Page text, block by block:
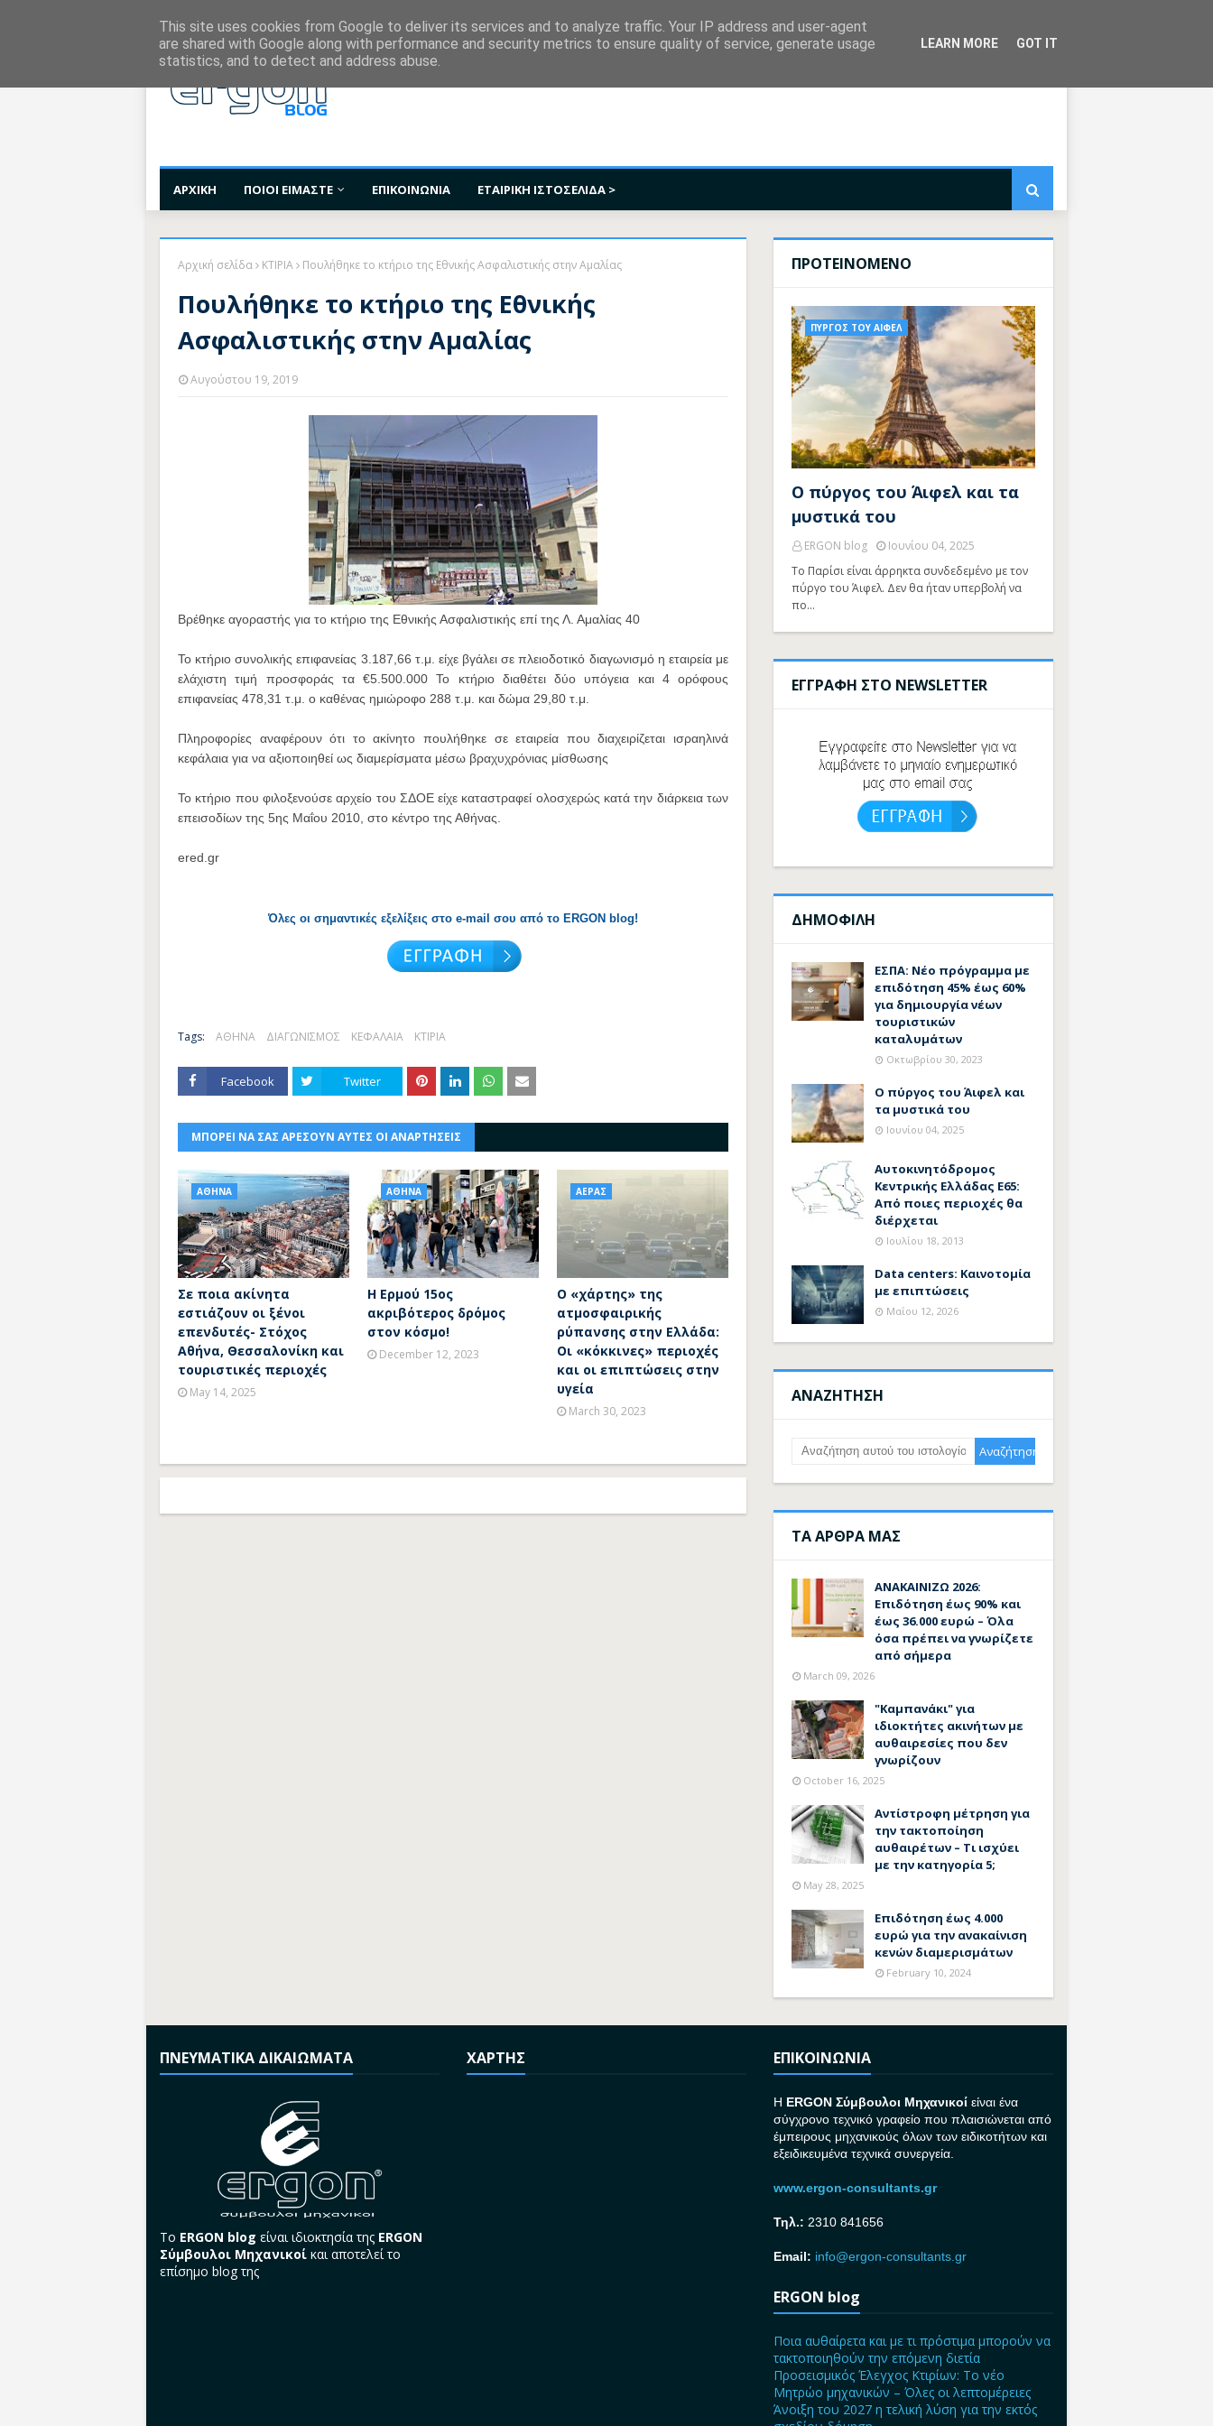
ΑΡΧΙΚΗ ΠΟΙΟΙ ΕΙΜΑΣΤΕ ΕΠΙΚΟΙΝΩΝΙΑ ΕΤΑΙΡΙΚΗ ΙΣΤΟΣΕΛΙΔΑ >
Αρχική σελίδα ΚΤΙΡΙΑ Πουλήθηκε το κτήριο της Εθνικής Ασφαλιστικής στην Αμαλίας
Πουλήθηκε το κτήριο της Εθνικής
Ασφαλιστικής στην Αμαλίας
Αυγούστου 19, 2019
Βρέθηκε αγοραστής για το κτήριο της Εθνικής Ασφαλιστικής επί της Λ. Αμαλίας 40
Το κτήριο συνολικής επιφανείας 3.187,66 τ.μ. είχε βγάλει σε πλειοδοτικό διαγωνισμό η εταιρεία με
ελάχιστη τιμή προσφοράς τα €5.500.000 Το κτήριο διαθέτει δύο υπόγεια και 4 ορόφους
επιφανείας 478,31 τ.μ. ο καθένας ημιώροφο 288 τ.μ. και δώμα 29,80 τ.μ.
Πληροφορίες αναφέρουν ότι το ακίνητο πουλήθηκε σε εταιρεία που διαχειρίζεται ισραηλινά
κεφάλαια για να αξιοποιηθεί ως διαμερίσματα μέσω βραχυχρόνιας μίσθωσης
Το κτήριο που φιλοξενούσε αρχείο του ΣΔΟΕ είχε καταστραφεί ολοσχερώς κατά την διάρκεια των
επεισοδίων της 5ης Μαΐου 2010, στο κέντρο της Αθήνας.
ered.gr
Όλες οι σημαντικές εξελίξεις στο e-mail σου από το ERGON blog!
Tags: ΑΘΗΝΑ ΔΙΑΓΩΝΙΣΜΟΣ ΚΕΦΑΛΑΙΑ ΚΤΙΡΙΑ
Facebook Twitter
ΜΠΟΡΕΙ ΝΑ ΣΑΣ ΑΡΕΣΟΥΝ ΑΥΤΕΣ ΟΙ ΑΝΑΡΤΗΣΕΙΣ
ΑΘΗΝΑ
Σε ποια ακίνητα
εστιάζουν οι ξένοι
επενδυτές- Στόχος
Αθήνα, Θεσσαλονίκη και
τουριστικές περιοχές
May 14, 2025
ΑΘΗΝΑ
Η Ερμού 15ος
ακριβότερος δρόμος
στον κόσμο!
December 12, 2023
ΑΕΡΑΣ
Ο «χάρτης» της
ατμοσφαιρικής
ρύπανσης στην Ελλάδα:
Οι «κόκκινες» περιοχές
και οι επιπτώσεις στην
υγεία
March 30, 2023
ΠΡΟΤΕΙΝΟΜΕΝΟ
ΠΥΡΓΟΣ ΤΟΥ ΑΙΦΕΛ
Ο πύργος του Άιφελ και τα
μυστικά του
ERGON blog
Ιουνίου 04, 2025
Το Παρίσι είναι άρρηκτα συνδεδεμένο με τον
πύργο του Άιφελ. Δεν θα ήταν υπερβολή να
πο…
ΕΓΓΡΑΦΗ ΣΤΟ NEWSLETTER
ΔΗΜΟΦΙΛΗ
ΕΣΠΑ: Νέο πρόγραμμα με
επιδότηση 45% έως 60%
για δημιουργία νέων
τουριστικών
καταλυμάτων
Οκτωβρίου 30, 2023
Ο πύργος του Άιφελ και
τα μυστικά του
Ιουνίου 04, 2025
Αυτοκινητόδρομος
Κεντρικής Ελλάδας Ε65:
Από ποιες περιοχές θα
διέρχεται
Ιουλίου 18, 2013
Data centers: Καινοτομία
με επιπτώσεις
Μαΐου 12, 2026
ΑΝΑΖΗΤΗΣΗ
ΤΑ ΑΡΘΡΑ ΜΑΣ
ΑΝΑΚΑΙΝΙΖΩ 2026:
Επιδότηση έως 90% και
έως 36.000 ευρώ – Όλα
όσα πρέπει να γνωρίζετε
από σήμερα
March 09, 2026
"Καμπανάκι" για
ιδιοκτήτες ακινήτων με
αυθαιρεσίες που δεν
γνωρίζουν
October 16, 2025
Αντίστροφη μέτρηση για
την τακτοποίηση
αυθαιρέτων – Τι ισχύει
με την κατηγορία 5;
May 28, 2025
Επιδότηση έως 4.000
ευρώ για την ανακαίνιση
κενών διαμερισμάτων
February 10, 2024
ΠΝΕΥΜΑΤΙΚΑ ΔΙΚΑΙΩΜΑΤΑ
Το ERGON blog είναι ιδιοκτησία της ERGON
Σύμβουλοι Μηχανικοί και αποτελεί το
επίσημο blog της
ΧΑΡΤΗΣ ΕΠΙΚΟΙΝΩΝΙΑ
H ERGON Σύμβουλοι Μηχανικοί είναι ένα
σύγχρονο τεχνικό γραφείο που πλαισιώνεται από
έμπειρους μηχανικούς όλων των ειδικοτήτων και
εξειδικευμένα τεχνικά συνεργεία.
www.ergon-consultants.gr
Τηλ.: 2310 841656
Email: info@ergon-consultants.gr
ERGON blog
Ποια αυθαίρετα και με τι πρόστιμα μπορούν να
τακτοποιηθούν την επόμενη διετία
Προσεισμικός Έλεγχος Κτιρίων: Το νέο
Μητρώο μηχανικών – Όλες οι λεπτομέρειες
Άνοιξη του 2027 η τελική λύση για την εκτός
This site uses cookies from Google to deliver its services and to analyze traffic. Your IP address and user-agent
are shared with Google along with performance and security metrics to ensure quality of service, generate usage
statistics, and to detect and address abuse.
LEARN MORE GOT IT